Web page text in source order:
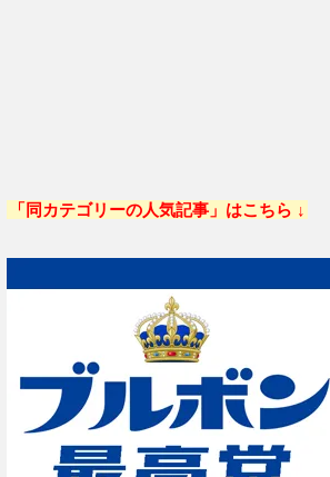
「同カテゴリーの人気記事」はこちら ↓